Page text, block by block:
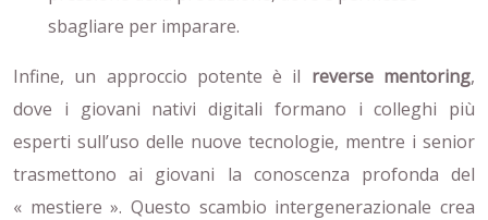
sbagliare per imparare.
Infine, un approccio potente è il reverse mentoring,
dove i giovani nativi digitali formano i colleghi più
esperti sull’uso delle nuove tecnologie, mentre i senior
trasmettono ai giovani la conoscenza profonda del
« mestiere ». Questo scambio intergenerazionale crea